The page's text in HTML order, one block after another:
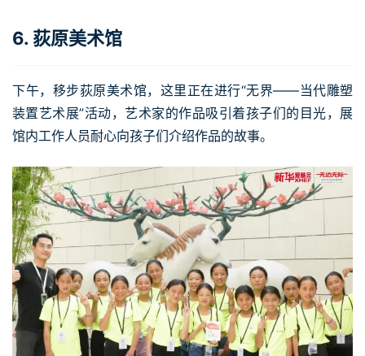
6. 荻原美术馆
下午，移步荻原美术馆，这里正在进行“无界——当代雕塑
装置艺术展”活动，艺术家的作品吸引着孩子们的目光，展
馆内工作人员耐心向孩子们介绍作品的故事。